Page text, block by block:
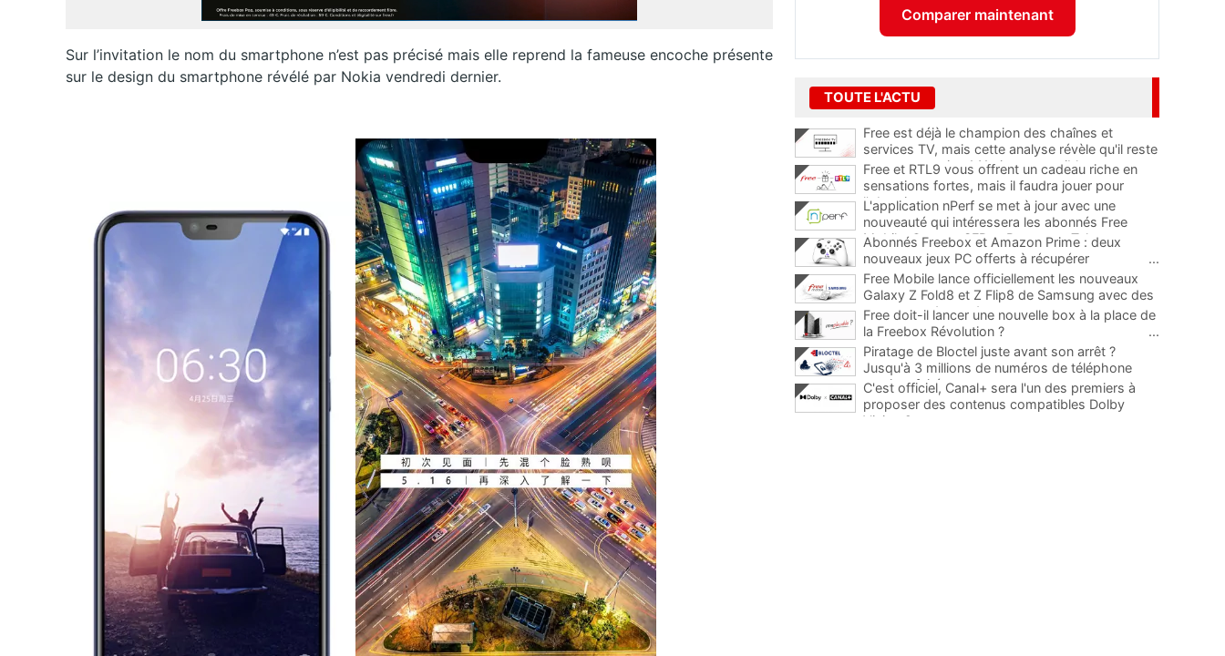
Sur l’invitation le nom du smartphone n’est pas précisé mais elle reprend la fameuse encoche présente
sur le design du smartphone révélé par Nokia vendredi dernier.
Comparer maintenant
TOUTE L'ACTU
Free est déjà le champion des chaînes et
services TV, mais cette analyse révèle qu'il reste
encore au moins 141 ajouts possibles
Free et RTL9 vous offrent un cadeau riche en
sensations fortes, mais il faudra jouer pour
l'obtenir
L'application nPerf se met à jour avec une
nouveauté qui intéressera les abonnés Free
Mobile, Orange, SFR et Bouygues Telecom
Abonnés Freebox et Amazon Prime : deux
nouveaux jeux PC offerts à récupérer
...
Free Mobile lance officiellement les nouveaux
Galaxy Z Fold8 et Z Flip8 de Samsung avec des
promos et des cadeaux
...
Free doit-il lancer une nouvelle box à la place de
la Freebox Révolution ?
...
Piratage de Bloctel juste avant son arrêt ?
Jusqu'à 3 millions de numéros de téléphone
auraient fuité
C'est officiel, Canal+ sera l'un des premiers à
proposer des contenus compatibles Dolby
Vision 2